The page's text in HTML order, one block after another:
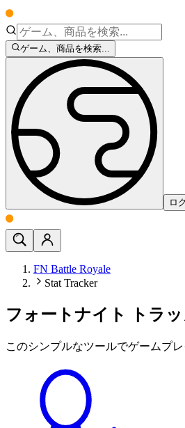
ゲーム、商品を検索...
ロ
FN Battle Royale
Stat Tracker
フォートナイト トラ
このシンプルなツールでゲームプ